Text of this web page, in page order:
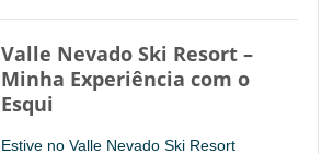
Valle Nevado Ski Resort –
Minha Experiência com o
Esqui
Estive no Valle Nevado Ski Resort